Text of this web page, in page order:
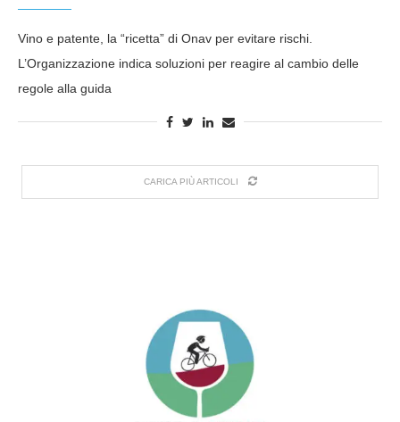
Vino e patente, la “ricetta” di Onav per evitare rischi.
L’Organizzazione indica soluzioni per reagire al cambio delle
regole alla guida
CARICA PIÙ ARTICOLI